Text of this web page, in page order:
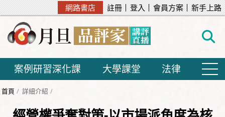
網路書店 註冊 登入 會員方案 新手上路
案例研習深化課 大學課堂 法律
首頁 詳細介紹